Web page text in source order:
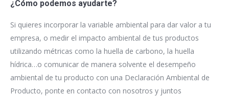
¿Cómo podemos ayudarte?
Si quieres incorporar la variable ambiental para dar valor a tu
empresa, o medir el impacto ambiental de tus productos
utilizando métricas como la huella de carbono, la huella
hídrica…o comunicar de manera solvente el desempeño
ambiental de tu producto con una Declaración Ambiental de
Producto, ponte en contacto con nosotros y juntos